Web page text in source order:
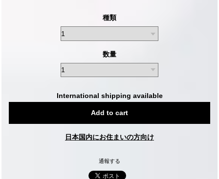
種類
数量
International shipping available
Add to cart
日本国内にお住まいの方向け
通報する